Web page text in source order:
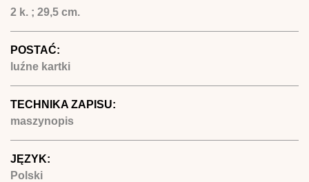
2 k. ; 29,5 cm.
POSTAĆ:
luźne kartki
TECHNIKA ZAPISU:
maszynopis
JĘZYK:
Polski